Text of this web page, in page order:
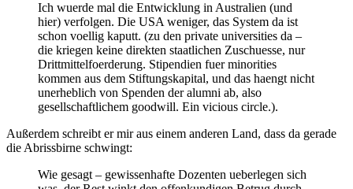
Ich wuerde mal die Entwicklung in Australien (und
hier) verfolgen. Die USA weniger, das System da ist
schon voellig kaputt. (zu den private universities da –
die kriegen keine direkten staatlichen Zuschuesse, nur
Drittmittelfoerderung. Stipendien fuer minorities
kommen aus dem Stiftungskapital, und das haengt nicht
unerheblich von Spenden der alumni ab, also
gesellschaftlichem goodwill. Ein vicious circle.).
Außerdem schreibt er mir aus einem anderen Land, dass da gerade
die Abrissbirne schwingt:
Wie gesagt – gewissenhafte Dozenten ueberlegen sich